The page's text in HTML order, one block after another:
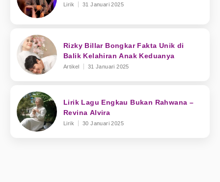
Lirik 31 Januari 2025
Rizky Billar Bongkar Fakta Unik di
Balik Kelahiran Anak Keduanya
Artikel 31 Januari 2025
Lirik Lagu Engkau Bukan Rahwana –
Revina Alvira
Lirik 30 Januari 2025